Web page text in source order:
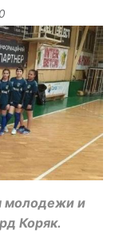
молодежи и
Коряк.